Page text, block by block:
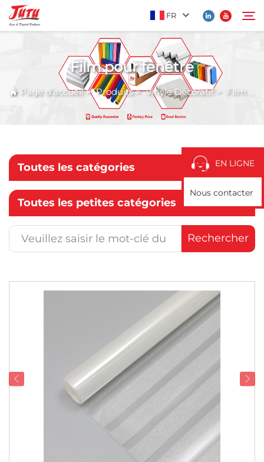
FR
Page d’accueil
Application
Actualités
Contactez-Nous
Rechercher
EN LIGNE
Nous contacter
Film pour fenêtre
Page d’accueil>Produits>Vinyle Décoratif> Film pour fenêtre
Toutes les catégories
Toutes les petites catégories
Rechercher